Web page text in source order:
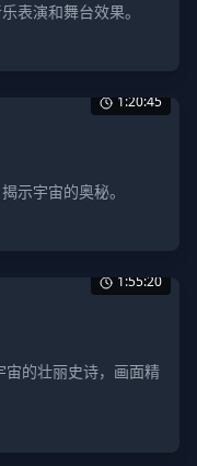
表演和舞台效果。
1:20:45
示宇宙的奥秘。
1:55:20
的壮丽史诗，画面精